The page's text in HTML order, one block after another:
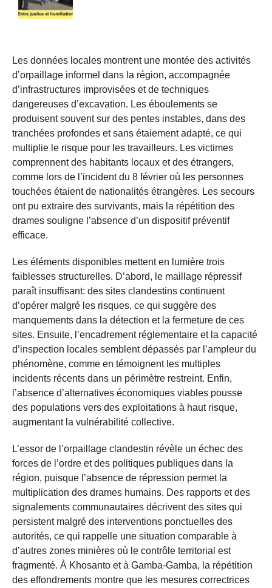
Les données locales montrent une montée des activités
d’orpaillage informel dans la région, accompagnée
d’infrastructures improvisées et de techniques
dangereuses d’excavation. Les éboulements se
produisent souvent sur des pentes instables, dans des
tranchées profondes et sans étaiement adapté, ce qui
multiplie le risque pour les travailleurs. Les victimes
comprennent des habitants locaux et des étrangers,
comme lors de l’incident du 8 février où les personnes
touchées étaient de nationalités étrangères. Les secours
ont pu extraire des survivants, mais la répétition des
drames souligne l’absence d’un dispositif préventif
efficace.
Les éléments disponibles mettent en lumière trois
faiblesses structurelles. D’abord, le maillage répressif
paraît insuffisant: des sites clandestins continuent
d’opérer malgré les risques, ce qui suggère des
manquements dans la détection et la fermeture de ces
sites. Ensuite, l’encadrement réglementaire et la capacité
d’inspection locales semblent dépassés par l’ampleur du
phénomène, comme en témoignent les multiples
incidents récents dans un périmètre restreint. Enfin,
l’absence d’alternatives économiques viables pousse
des populations vers des exploitations à haut risque,
augmentant la vulnérabilité collective.
L’essor de l’orpaillage clandestin révèle un échec des
forces de l’ordre et des politiques publiques dans la
région, puisque l’absence de répression permet la
multiplication des drames humains. Des rapports et des
signalements communautaires décrivent des sites qui
persistent malgré des interventions ponctuelles des
autorités, ce qui rappelle une situation comparable à
d’autres zones minières où le contrôle territorial est
fragmenté. À Khosanto et à Gamba-Gamba, la répétition
des effondrements montre que les mesures correctrices